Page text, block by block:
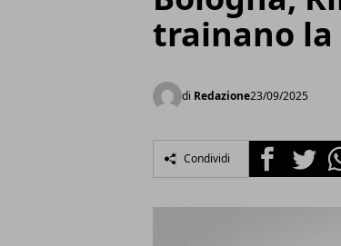
trainano la
di Redazione23/09/2025
Condividi FacebookTwitter